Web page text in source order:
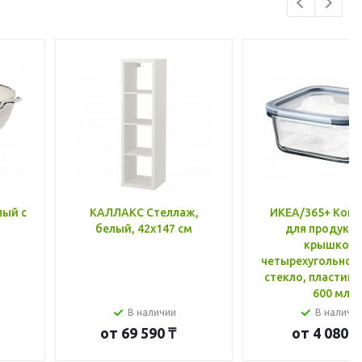
с
КАЛЛАКС Стеллаж,
белый, 42x147 см
В наличии
от 69 590 ₸
ИКЕА/365+
для
крышкой,
стекло, пластик
600 мл
В
от 4 080 ₸